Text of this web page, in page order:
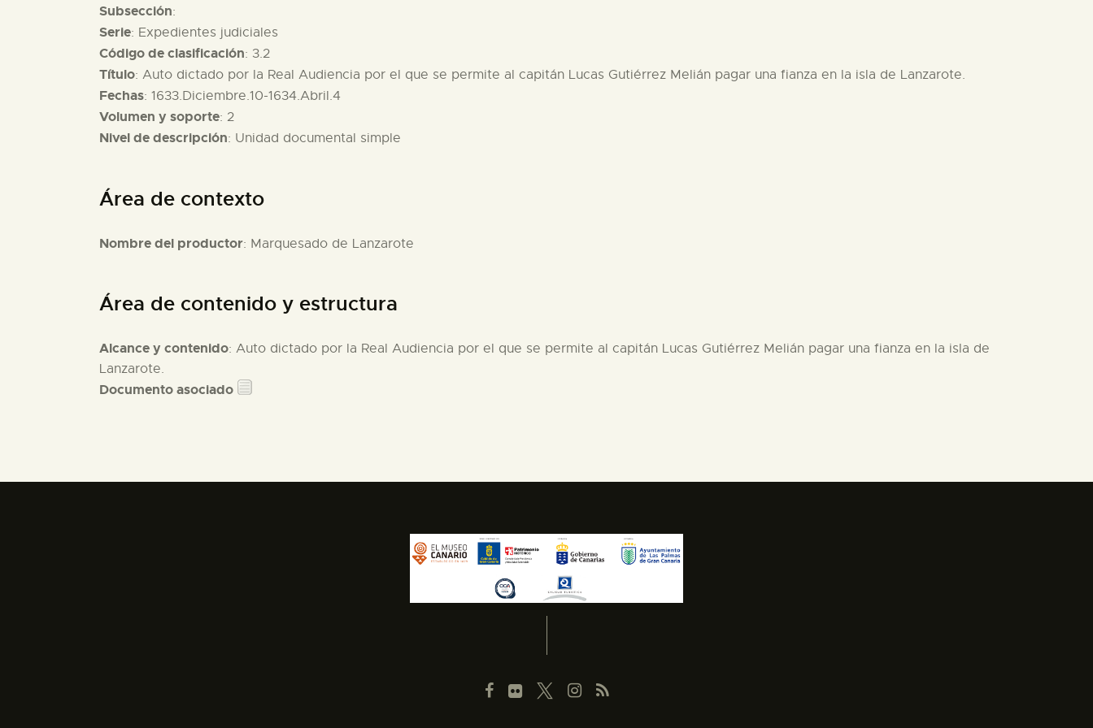
Subsección:
Serie: Expedientes judiciales
Código de clasificación: 3.2
Título: Auto dictado por la Real Audiencia por el que se permite al capitán Lucas Gutiérrez Melián pagar una fianza en la isla de Lanzarote.
Fechas: 1633.Diciembre.10-1634.Abril.4
Volumen y soporte: 2
Nivel de descripción: Unidad documental simple
Área de contexto
Nombre del productor: Marquesado de Lanzarote
Área de contenido y estructura
Alcance y contenido: Auto dictado por la Real Audiencia por el que se permite al capitán Lucas Gutiérrez Melián pagar una fianza en la isla de
Lanzarote.
Documento asociado